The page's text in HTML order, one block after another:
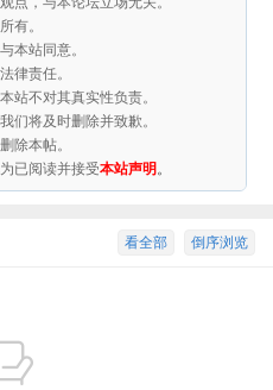
有。
本站同意。
律责任。
站不对其真实性负责。
们将及时删除并致歉。
除本帖。
已阅读并接受本站声明 。
倒序浏览
看全部